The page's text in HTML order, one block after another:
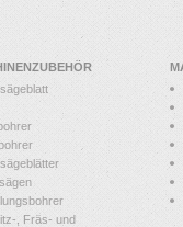
, Fräs- und